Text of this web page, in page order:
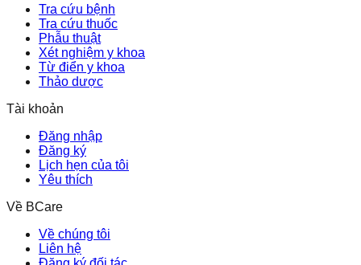
Tra cứu bệnh
Tra cứu thuốc
Phẫu thuật
Xét nghiệm y khoa
Từ điển y khoa
Thảo dược
Tài khoản
Đăng nhập
Đăng ký
Lịch hẹn của tôi
Yêu thích
Về BCare
Về chúng tôi
Liên hệ